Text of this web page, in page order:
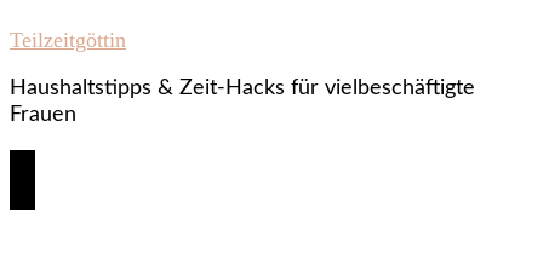
Teilzeitgöttin
Haushaltstipps & Zeit‑Hacks für vielbeschäftigte
Frauen